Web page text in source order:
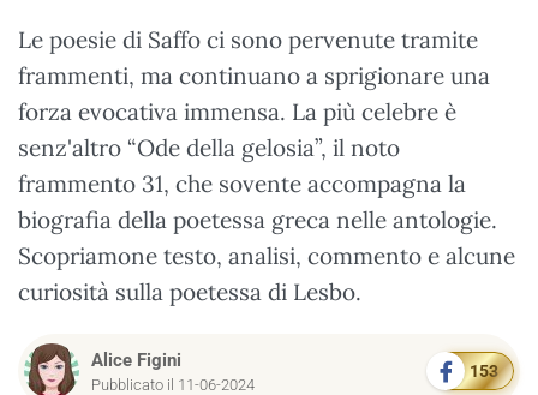
Le poesie di Saffo ci sono pervenute tramite
frammenti, ma continuano a sprigionare una
forza evocativa immensa. La più celebre è
senz'altro “Ode della gelosia”, il noto
frammento 31, che sovente accompagna la
biografia della poetessa greca nelle antologie.
Scopriamone testo, analisi, commento e alcune
curiosità sulla poetessa di Lesbo.
Alice Figini
Pubblicato il 11-06-2024
153